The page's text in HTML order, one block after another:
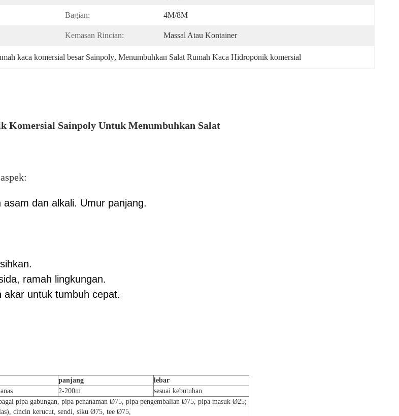
Bagian: 4M/8M
Kemasan Rincian: Massal Atau Kontainer
kaca komersial besar Sainpoly, Menumbuhkan Salat Rumah Kaca Hidroponik komersial
Komersial Sainpoly Untuk Menumbuhkan Salat
dan alkali. Umur panjang.
ramah lingkungan.
akar untuk tumbuh cepat.
panjang
lebar
2-200m
sesuai kebutuhan
pipa gabungan, pipa penanaman Ø75, pipa pengembalian Ø75, pipa masuk Ø25;
cincin kerucut, sendi, siku Ø75, tee Ø75,